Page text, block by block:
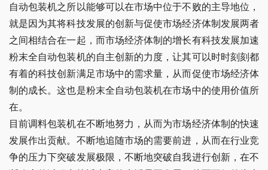
自动包装机之所以能够可以在市场中位于不败的主导地位，
就是因为其将科技发展的创新与促使市场经济体制发展两者
之间相结合在一起，而市场经济体制的增长有科技发展加速
粉末全自动包装机的自主创新的力度，让其可以时时刻刻都
有着的科技创新满足市场中的需求量，从而促使市场经济体
制的成长。这也是粉末全自动包装机在市场中的使用价值所
在。
目前调料包装机在不断地努力，从而为市场经济体制的快速
发展作出贡献。不断地追随市场的需要前进，从而在行业竞
争的压力下突破发展极限，不断地突破自我进行创新，在不